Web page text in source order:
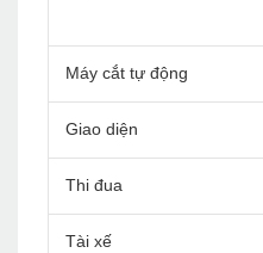
Máy cắt tự động
Giao diện
Thi đua
Tài xế